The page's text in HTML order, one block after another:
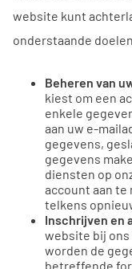
website kunt
onderstaande doelen.
Beheren van
kiest om een
enkele
aan uw e-
gegevens,
gegevens
diensten op
account aan te
telkens
Inschrijven en
website bij
worden de
betreffende